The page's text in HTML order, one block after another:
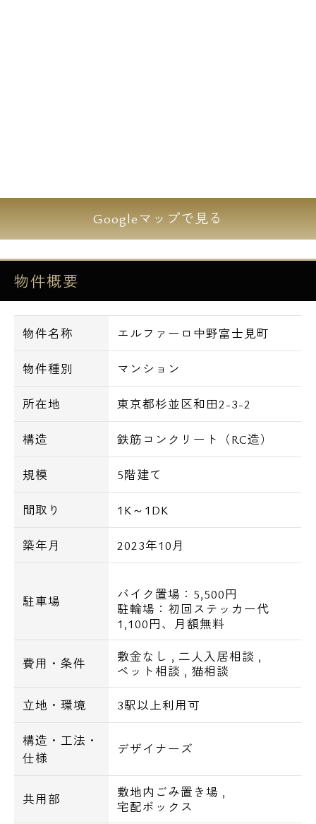
高級デザイナーズレジデンス【エルファーロ
中野富士見町】にてあなただけの充実ライフ
を是非☆彡
【概要】
所在地 東京都杉並区和田2-3-2
構 造 鉄筋コンクリート造
規 模 地上5階建
総戸数 21戸
交 通 丸ノ内線方南支線 中野富士見町駅
徒歩8分
築年月 2023年 10月
【建物詳細】
■デザイナーズ
■ペット可
【設備詳細】
■ディンプルキー
■ダブルロック
■防犯カメラ
■モニター付インターホン
■ダストボックス
■システムキッチン
Googleマップで見る
物件概要
物件名称 エルファーロ中野富士見町
物件種別 マンション
所在地 東京都杉並区和田2-3-2
構造 鉄筋コンクリート（RC造）
規模 5階建て
間取り 1K～1DK
築年月 2023年10月
駐車場
バイク置場：5,500円
駐輪場：初回ステッカー代
1,100円、月額無料
費用・条件 敷金なし , 二人入居相談 ,
ペット相談 , 猫相談
立地・環境 3駅以上利用可
構造・工法・
仕様
デザイナーズ
共用部 敷地内ごみ置き場 ,
宅配ボックス